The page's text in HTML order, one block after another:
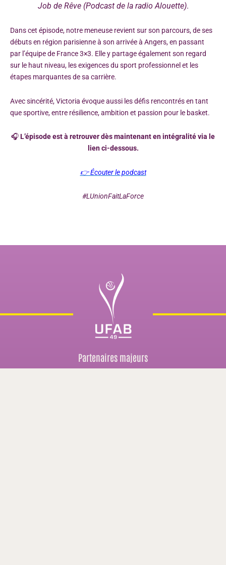
Job de Rêve (Podcast de la radio Alouette).
Dans cet épisode, notre meneuse revient sur son parcours, de ses
débuts en région parisienne à son arrivée à Angers, en passant
par l’équipe de France 3×3. Elle y partage également son regard
sur le haut niveau, les exigences du sport professionnel et les
étapes marquantes de sa carrière.
Avec sincérité, Victoria évoque aussi les défis rencontrés en tant
que sportive, entre résilience, ambition et passion pour le basket.
🎧L’épisode est à retrouver dès maintenant en intégralité via le
lien ci-dessous.
👉 Écouter le podcast
#LUnionFaitLaForce
Partenaires majeurs